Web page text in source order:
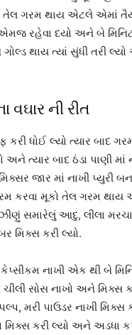
તેલ ગરમ થાય એટલે એમાં
રહેવા દયો અને બે
થાય ત્યાં સુંધી તરી
વઘાર ની રીત
ધોઈ લ્યો ત્યાર બાદ
અને ત્યાર બાદ ઠંડા પાણી માં
મિક્સર જાર માં નાખી પ્યુરી
કરવા મૂકો તેલ ગરમ
સમારેલું આદુ, લીલા મરચા
મિક્સ કરી લ્યો.
નાખી એક થી બે
સોસ નાખો અને મિક્સ
મરી પાઉડર નાખી
મિક્સ કરી લ્યો અને અડધા